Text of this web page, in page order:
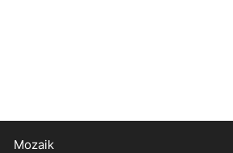
Mozaik